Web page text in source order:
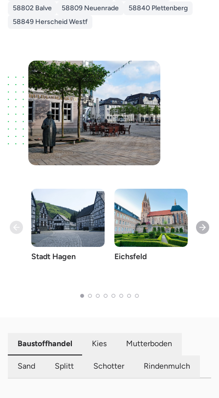
58802 Balve
58809 Neuenrade
58840 Plettenberg
58849 Herscheid Westf
Stadt Hagen Eichsfeld
Baustoffhandel Kies Mutterboden
Sand Splitt Schotter Rindenmulch